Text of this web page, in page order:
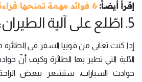
إقرأ أيضاً:6 فوائد مهمة تمنحها قراءة الكتب للإنسان
5. اطّلع على آلية الطيران:
إذا كنت تعاني من فوبيا السفر في
الآلية التي تطير بها الطائرة وكيف أنّ
حوادث السيارات، ستشعر ببعض